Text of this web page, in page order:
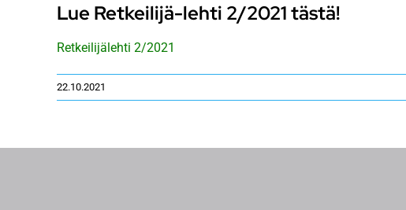
Lue Retkeilijä-lehti 2/2021 tästä!
Retkeilijälehti 2/2021
22.10.2021